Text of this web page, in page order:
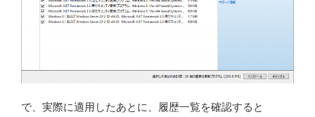
で、実際に適用したあとに、履歴一覧を確認すると